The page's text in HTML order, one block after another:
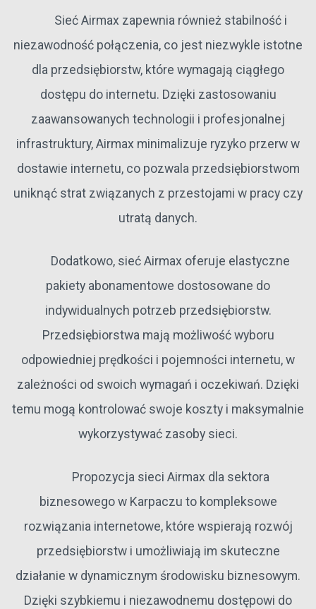
Sieć Airmax zapewnia również stabilność i
niezawodność połączenia, co jest niezwykle istotne
dla przedsiębiorstw, które wymagają ciągłego
dostępu do internetu. Dzięki zastosowaniu
zaawansowanych technologii i profesjonalnej
infrastruktury, Airmax minimalizuje ryzyko przerw w
dostawie internetu, co pozwala przedsiębiorstwom
uniknąć strat związanych z przestojami w pracy czy
utratą danych.
Dodatkowo, sieć Airmax oferuje elastyczne
pakiety abonamentowe dostosowane do
indywidualnych potrzeb przedsiębiorstw.
Przedsiębiorstwa mają możliwość wyboru
odpowiedniej prędkości i pojemności internetu, w
zależności od swoich wymagań i oczekiwań. Dzięki
temu mogą kontrolować swoje koszty i maksymalnie
wykorzystywać zasoby sieci.
Propozycja sieci Airmax dla sektora
biznesowego w Karpaczu to kompleksowe
rozwiązania internetowe, które wspierają rozwój
przedsiębiorstw i umożliwiają im skuteczne
działanie w dynamicznym środowisku biznesowym.
Dzięki szybkiemu i niezawodnemu dostępowi do